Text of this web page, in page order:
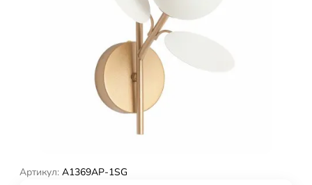
Артикул: A1369AP-1SG